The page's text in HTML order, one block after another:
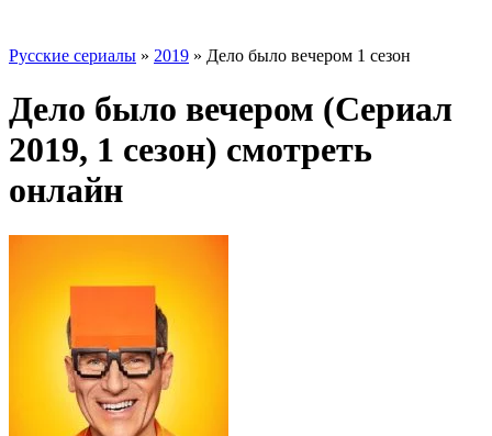
Русские сериалы » 2019 » Дело было вечером 1 сезон
Дело было вечером (Сериал
2019, 1 сезон) смотреть
онлайн